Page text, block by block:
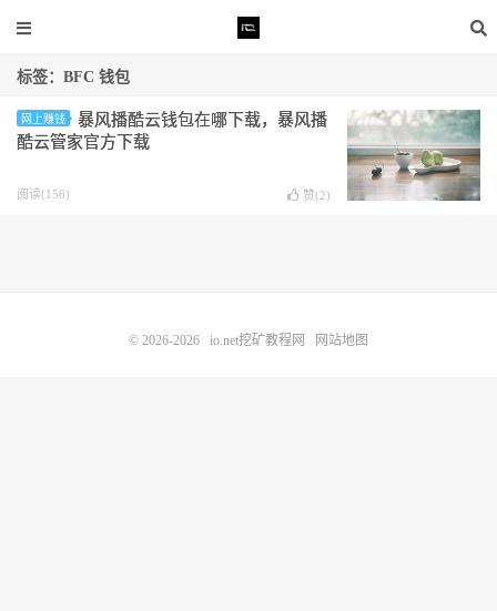
标签：BFC 钱包
网上赚钱
暴风播酷云钱包在哪下载，暴风播
酷云管家官方下载
阅读(156) 赞(2)
© 2026-2026 io.net挖矿教程网 网站地图